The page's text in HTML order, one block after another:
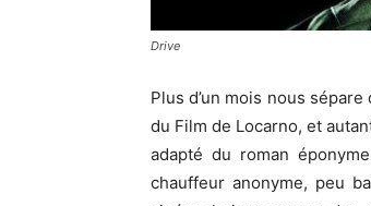
Drive
Plus d’un mois nous
du Film de Locarno, et
adapté du roman
chauffeur anonyme, peu